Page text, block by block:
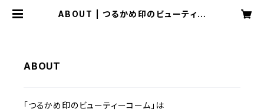
ABOUT | つるかめ印のビューティー
ABOUT
「つるかめ印のビューティーコーム」は